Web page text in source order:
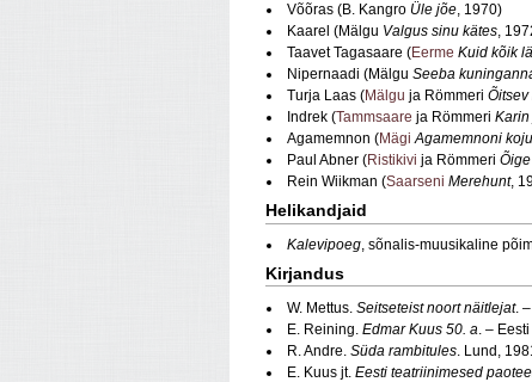
Võõras (B. Kangro Üle jõe, 1970)
Kaarel (Mälgu Valgus sinu kätes,
Taavet Tagasaare (Eerme Kuid kõik
Nipernaadi (Mälgu Seeba
Turja Laas (Mälgu ja Römmeri Õitsev
Indrek (Tammsaare ja Römmeri
Agamemnon (Mägi Agamemnoni
Paul Abner (Ristikivi ja Römmeri
Rein Wiikman (Saarseni Merehunt,
Helikandjaid
Kalevipoeg, sõnalis-muusikaline
Kirjandus
W. Mettus. Seitseteist noort näitlejat.
E. Reining. Edmar Kuus 50. a. –
R. Andre. Süda rambitules. Lund,
E. Kuus jt. Eesti teatriinimesed